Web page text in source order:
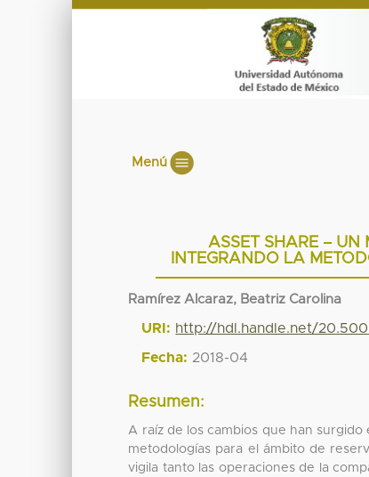
Menú
ASSET SHARE – UN
INTEGRANDO LA
Ramírez Alcaraz, Beatriz Carolina
URI: http://hdl.handle.net/
Fecha: 2018-04
Resumen:
A raíz de los cambios que han
metodologías para el ámbito de
vigila tanto las operaciones de la